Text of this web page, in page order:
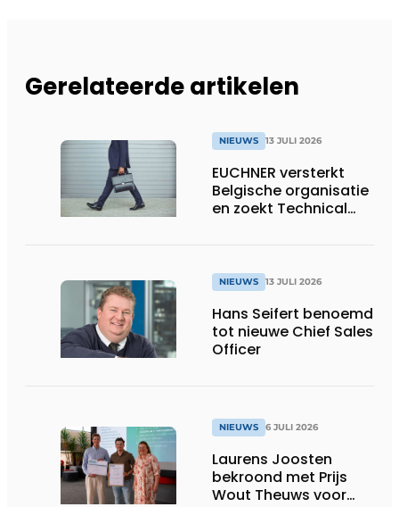
Gerelateerde artikelen
NIEUWS 13 JULI 2026
EUCHNER versterkt
Belgische organisatie
en zoekt Technical
NIEUWS 13 JULI 2026
Hans Seifert benoemd
tot nieuwe Chief Sales
Officer
NIEUWS 6 JULI 2026
Laurens Joosten
bekroond met Prijs
Wout Theuws voor